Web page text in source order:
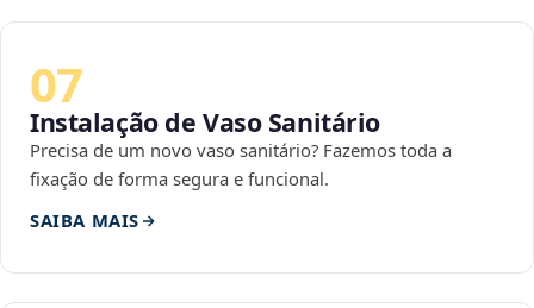
07
Instalação de Vaso Sanitário
Precisa de um novo vaso sanitário? Fazemos toda a
fixação de forma segura e funcional.
SAIBA MAIS